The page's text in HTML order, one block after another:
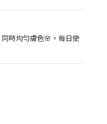
時均勻膚色🌸。每日使